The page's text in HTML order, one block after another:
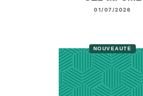
01/07/2026
NOUVEAUTÉ